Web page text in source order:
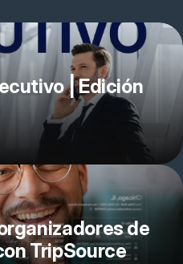
| Edición
de
TripSource